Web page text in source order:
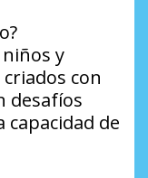
y
con
desafíos
de